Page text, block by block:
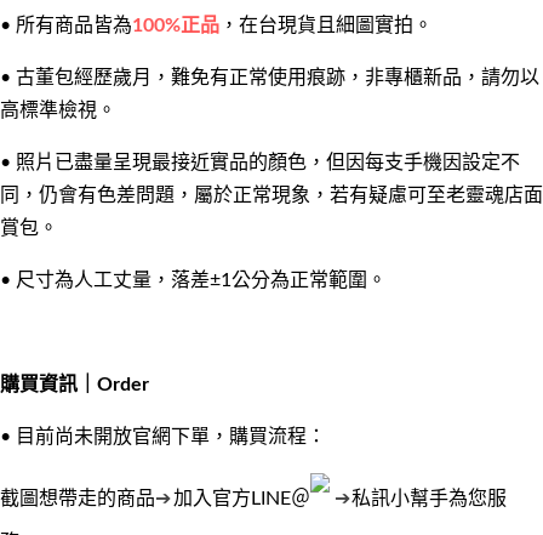
• 所有商品皆為100%正品 ，在台現貨且細圖實拍。
• 古董包經歷歲月，難免有正常使用痕跡，非專櫃新品，請勿以
高標準檢視。
• 照片已盡量呈現最接近實品的顏色，但因每支手機因設定不
同，仍會有色差問題，屬於正常現象，若有疑慮可至老靈魂店面
賞包。
• 尺寸為人工丈量，落差±1公分為正常範圍。
購買資訊｜Order
• 目前尚未開放官網下單，購買流程：
截圖想帶走的商品➔加入官方LINE＠ ➔私訊小幫手為您服